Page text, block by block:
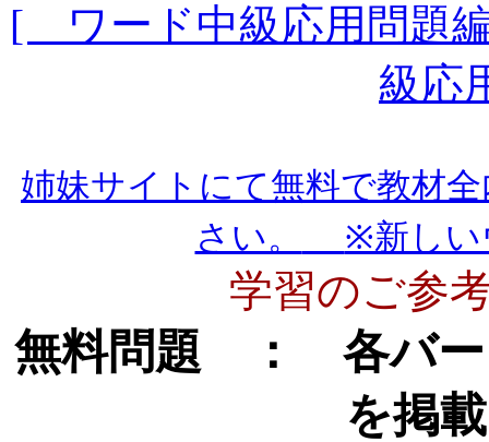
[ ワード中級応用問題
級応
姉妹サイトにて無料で教材
さい。
※新しい
学習のご参
無料問題 ： 各バー
を掲